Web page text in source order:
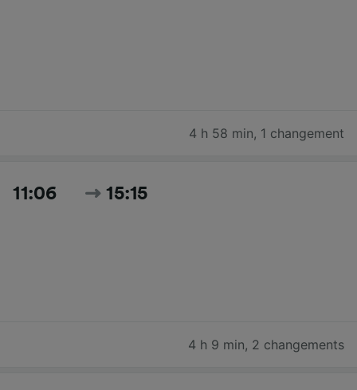
4 h 58 min, 1 changement
11:06 15:15
4 h 9 min, 2 changements